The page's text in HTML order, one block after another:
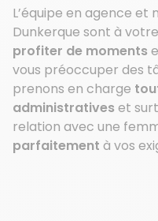
L’équipe en agence et
Dunkerque sont à
profiter de moments
vous préoccuper des
prenons en charge
administratives et
relation avec une
parfaitement à vos